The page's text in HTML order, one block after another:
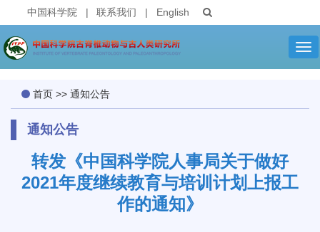
中国科学院 | 联系我们 | English
首页 >> 通知公告
通知公告
转发《中国科学院人事局关于做好
2021年度继续教育与培训计划上报工
作的通知》